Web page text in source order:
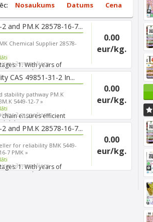
Nosaukums Datums Cena
and PM.K 28578-16-7...
Chemical Supplier 28578-
1. With years of
in export shippi...
2 menešiem
0.00
eur/kg.
CAS 49851-31-2 In...
stability pathway PM.K
5449-12-7 »
ensures efficient
delivery, s...
2 menešiem
0.00
eur/kg.
and PM.K 28578-16-7...
for reliability BMK 5449-
7 PMK »
1. With years of
in export shippi...
3 menešiem
0.00
eur/kg.